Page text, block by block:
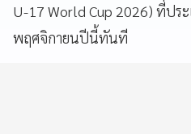
U-17 World Cup 2026) ที่ปร
พฤศจิกายนปีนี้ทันที